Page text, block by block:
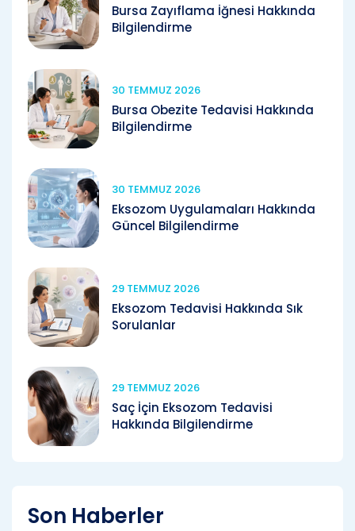
Bursa Zayıflama İğnesi Hakkında
Bilgilendirme
30 TEMMUZ 2026
Bursa Obezite Tedavisi Hakkında
Bilgilendirme
30 TEMMUZ 2026
Eksozom Uygulamaları Hakkında
Güncel Bilgilendirme
29 TEMMUZ 2026
Eksozom Tedavisi Hakkında Sık
Sorulanlar
29 TEMMUZ 2026
Saç İçin Eksozom Tedavisi
Hakkında Bilgilendirme
Son Haberler